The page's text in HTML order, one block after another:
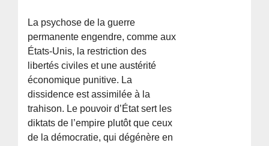
La psychose de la guerre
permanente engendre, comme aux
États-Unis, la restriction des
libertés civiles et une austérité
économique punitive. La
dissidence est assimilée à la
trahison. Le pouvoir d’État sert les
diktats de l’empire plutôt que ceux
de la démocratie, qui dégénère en